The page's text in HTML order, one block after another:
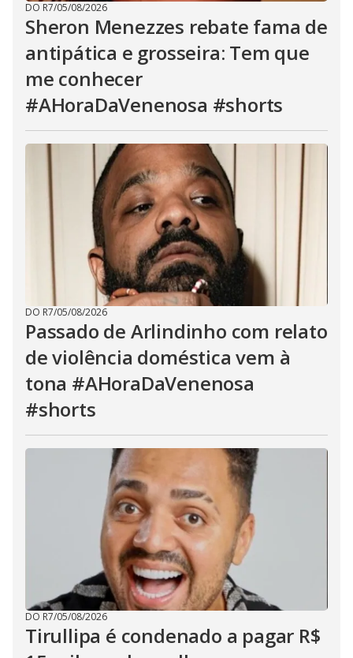
DO R7/05/08/2026
Sheron Menezzes rebate fama de
antipática e grosseira: Tem que
me conhecer
#AHoraDaVenenosa #shorts
DO R7/05/08/2026
Passado de Arlindinho com relato
de violência doméstica vem à
tona #AHoraDaVenenosa
#shorts
DO R7/05/08/2026
Tirullipa é condenado a pagar R$